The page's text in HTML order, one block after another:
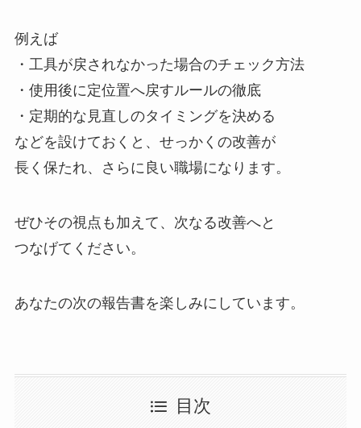
例えば
・工具が戻されなかった場合のチェック方法
・使用後に定位置へ戻すルールの徹底
・定期的な見直しのタイミングを決める
などを設けておくと、せっかくの改善が
長く保たれ、さらに良い職場になります。
ぜひその視点も加えて、次なる改善へと
つなげてください。
あなたの次の報告書を楽しみにしています。
目次